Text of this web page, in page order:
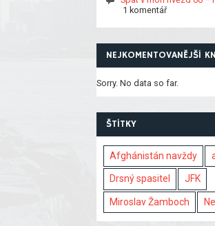
1 komentář
NEJKOMENTOVANĚJŠÍ
Sorry. No data so far.
ŠTÍTKY
Afghánistán navždy
Drsný spasitel JFK
Miroslav Žamboch